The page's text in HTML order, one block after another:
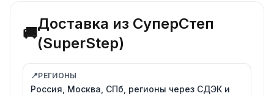
🚚
Доставка из СуперСтеп
(SuperStep)
📍РЕГИОНЫ
Россия, Москва, СПб, регионы через СДЭК и